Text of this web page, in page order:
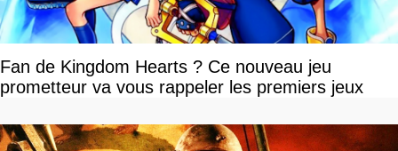
Fan de Kingdom Hearts ? Ce nouveau jeu
prometteur va vous rappeler les premiers jeux